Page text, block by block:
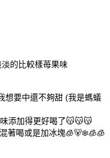
的比較樣苺果味
想要中還不夠甜 (我是螞蟻
添加得更好喝了😽😽😽
著喝或是加冰塊🧊🐻‍❄️🧊🧊